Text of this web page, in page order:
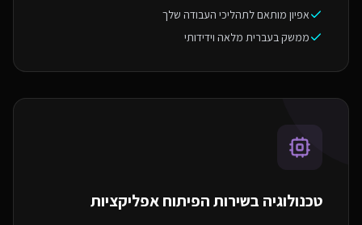
אפיון מותאם לתהליכי העבודה שלך
ממשק בעברית מלאה וידידותי
טכנולוגיה בשירות הפיתוח אפליקציות